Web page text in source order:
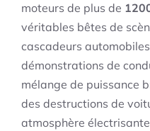
moteurs de plus de
véritables bêtes de
cascadeurs
démonstrations de
mélange de puissance
des destructions de
atmosphère